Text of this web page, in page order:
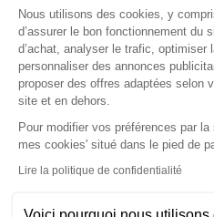
Plateforme de
Nous utilisons des cookies, y
d’assurer le bon fonctionnement du
d’achat, analyser le trafic, optimiser
personnaliser des annonces
proposer des offres adaptées selon
site et en dehors.
Pour modifier vos préférences par
mes cookies' situé dans le pied de
Lire la politique de confidentialité
Axeptio
La femelle pondraun œuf par
Il est conseillé deremplacer le
afin d’éviter une éclosion trop
fois le dernier œuf pondu que
les autres.
La température du nid doit être
humide pour faciliter l’éclosion